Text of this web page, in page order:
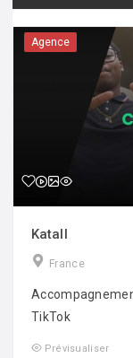
Agence
Katall
France
TikTok
Prévisualiser